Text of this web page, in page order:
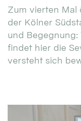
Zum vierten Mal
der Kölner
und Begegnung:
findet hier die
versteht sich